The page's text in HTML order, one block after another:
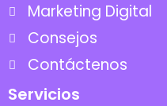
Marketing Digital
Consejos
Contáctenos
Servicios